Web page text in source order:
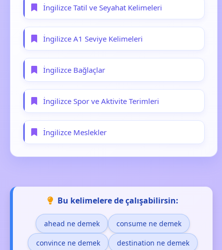
İngilizce Tatil ve Seyahat Kelimeleri
İngilizce A1 Seviye Kelimeleri
İngilizce Bağlaçlar
İngilizce Spor ve Aktivite Terimleri
İngilizce Meslekler
Bu kelimelere de çalışabilirsin:
ahead ne demek consume ne demek
convince ne demek destination ne demek